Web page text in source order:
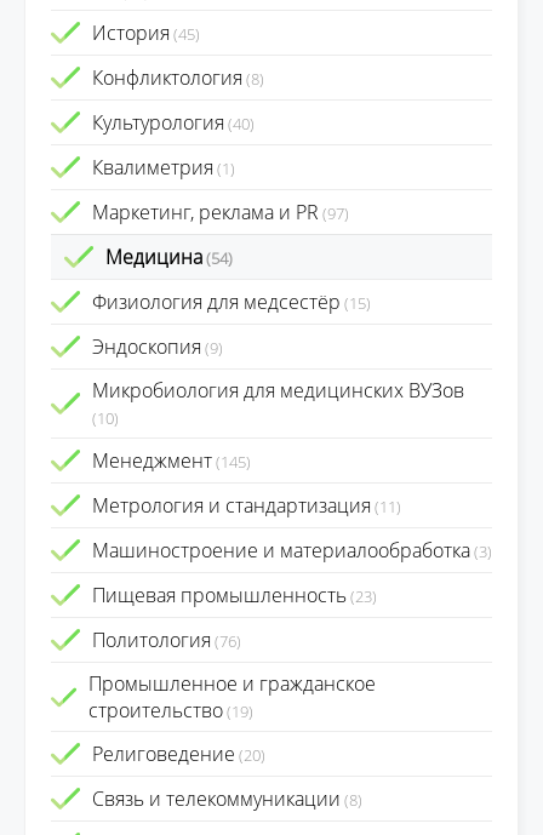
История (45)
Конфликтология (8)
Культурология (40)
Квалиметрия (1)
Маркетинг, реклама и PR (97)
Медицина(54)
Физиология для медсестёр (15)
Эндоскопия (9)
Микробиология для медицинских ВУЗов
(10)
Менеджмент(145)
Метрология и стандартизация (11)
Машиностроение и материалообработка(3)
Пищевая промышленность(23)
Политология (76)
Промышленное и гражданское
строительство(19)
Религоведение (20)
Связь и телекоммуникации (8)